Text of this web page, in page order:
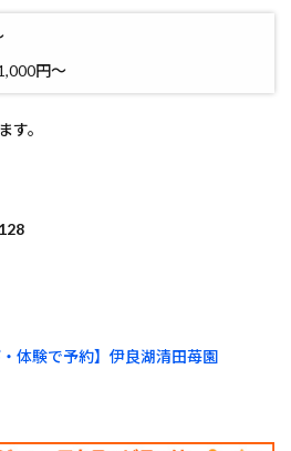
円〜
す。
体験で予約】伊良湖清田苺園